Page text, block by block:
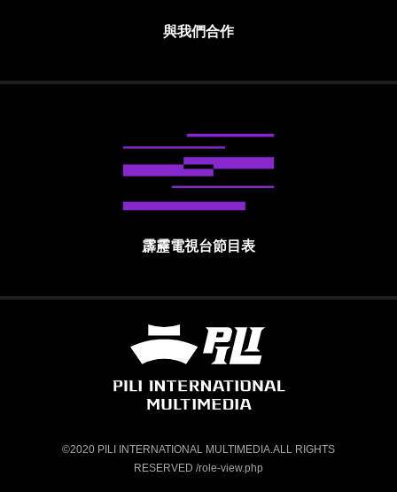
與我們合作
霹靂電視台節目表
霹靂國際多媒體股份有限公司 PILI
©2020 PILI INTERNATIONAL MULTIMEDIA.ALL RIGHTS
RESERVED /role-view.php